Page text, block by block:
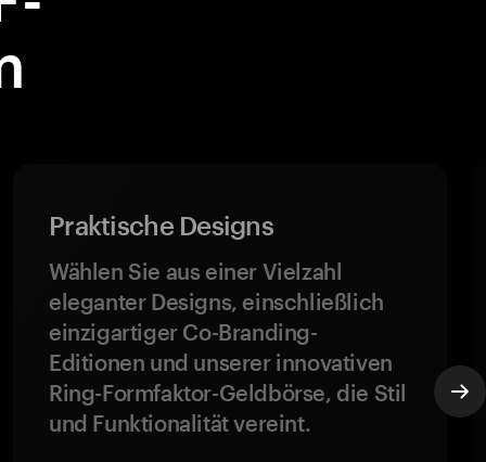
Praktische Designs
Wählen Sie aus einer Vielzahl
eleganter Designs, einschließlich
einzigartiger Co-Branding-
Editionen und unserer innovativen
Ring-Formfaktor-Geldbörse, die Stil
und Funktionalität vereint.